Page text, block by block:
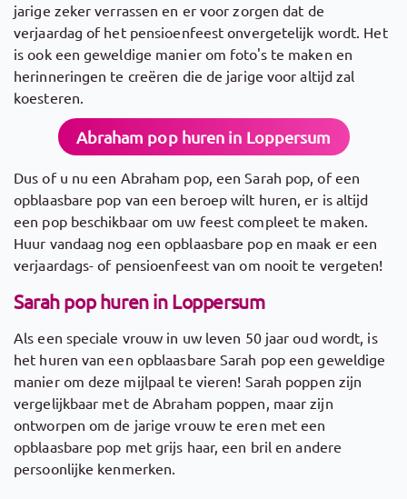
jarige zeker verrassen en er voor zorgen dat de
verjaardag of het pensioenfeest onvergetelijk wordt. Het
is ook een geweldige manier om foto's te maken en
herinneringen te creëren die de jarige voor altijd zal
koesteren.
Abraham pop huren in Loppersum
Dus of u nu een Abraham pop, een Sarah pop, of een
opblaasbare pop van een beroep wilt huren, er is altijd
een pop beschikbaar om uw feest compleet te maken.
Huur vandaag nog een opblaasbare pop en maak er een
verjaardags- of pensioenfeest van om nooit te vergeten!
Sarah pop huren in Loppersum
Als een speciale vrouw in uw leven 50 jaar oud wordt, is
het huren van een opblaasbare Sarah pop een geweldige
manier om deze mijlpaal te vieren! Sarah poppen zijn
vergelijkbaar met de Abraham poppen, maar zijn
ontworpen om de jarige vrouw te eren met een
opblaasbare pop met grijs haar, een bril en andere
persoonlijke kenmerken.